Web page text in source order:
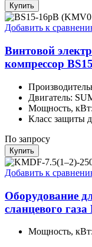
Купить
Добавить к
Винтовой
компрессор
Двигатель:
Мощность, кВт:
Класс защиты
По запросу
Купить
Добавить к
Оборудование
сланцевого
Мощность, кВт: